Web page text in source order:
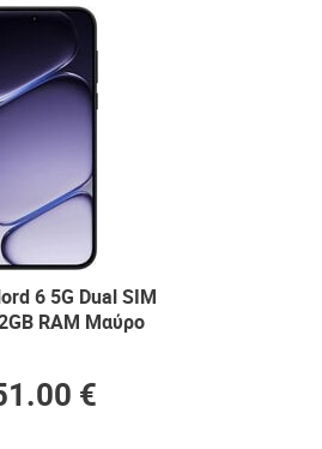
6 5G Dual SIM
RAM Μαύρο
€